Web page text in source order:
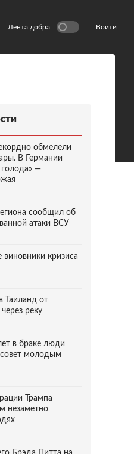
Лента добра Войти
обмелели
В Германии
—
сообщил об
атаки ВСУ
кризиса
Таиланд от
реку
в браке люди
молодым
Трампа
незаметно